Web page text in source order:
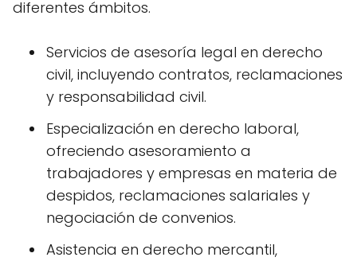
diferentes ámbitos.
Servicios de asesoría legal en derecho
civil, incluyendo contratos, reclamaciones
y responsabilidad civil.
Especialización en derecho laboral,
ofreciendo asesoramiento a
trabajadores y empresas en materia de
despidos, reclamaciones salariales y
negociación de convenios.
Asistencia en derecho mercantil,